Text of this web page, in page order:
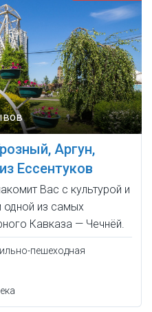
Аргун,
Ессентуков
Вас с культурой и
одной из самых
Кавказа — Чечнёй.
пешеходная